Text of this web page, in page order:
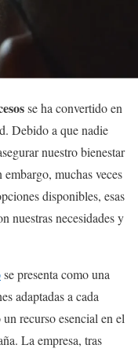
se ha convertido en
Debido a que nadie
nuestro bienestar
muchas veces
disponibles, esas
nuestras necesidades y
se presenta como una
adaptadas a cada
recurso esencial en el
La empresa, tras